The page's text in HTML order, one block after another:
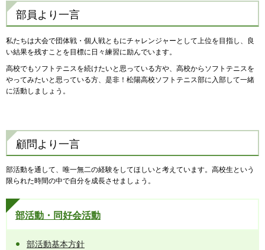
部員より一言
私たちは大会で団体戦・個人戦ともにチャレンジャーとして上位を目指し、良
い結果を残すことを目標に日々練習に励んでいます。
高校でもソフトテニスを続けたいと思っている方や、高校からソフトテニスを
やってみたいと思っている方、是非！松陽高校ソフトテニス部に入部して一緒
に活動しましょう。
顧問より一言
部活動を通して、唯一無二の経験をしてほしいと考えています。高校生という
限られた時間の中で自分を成長させましょう。
部活動・同好会活動
部活動基本方針